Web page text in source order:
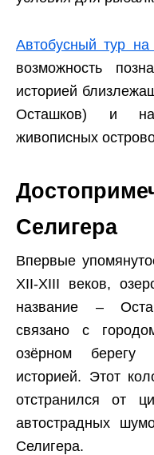
Автобусный тур на
возможность
историей
Осташков) и
живописных
Селигера
Впервые
XII-XIII веков,
название –
связано с
озёрном
историей. Этот
отстранился от
автострадных
Селигера.